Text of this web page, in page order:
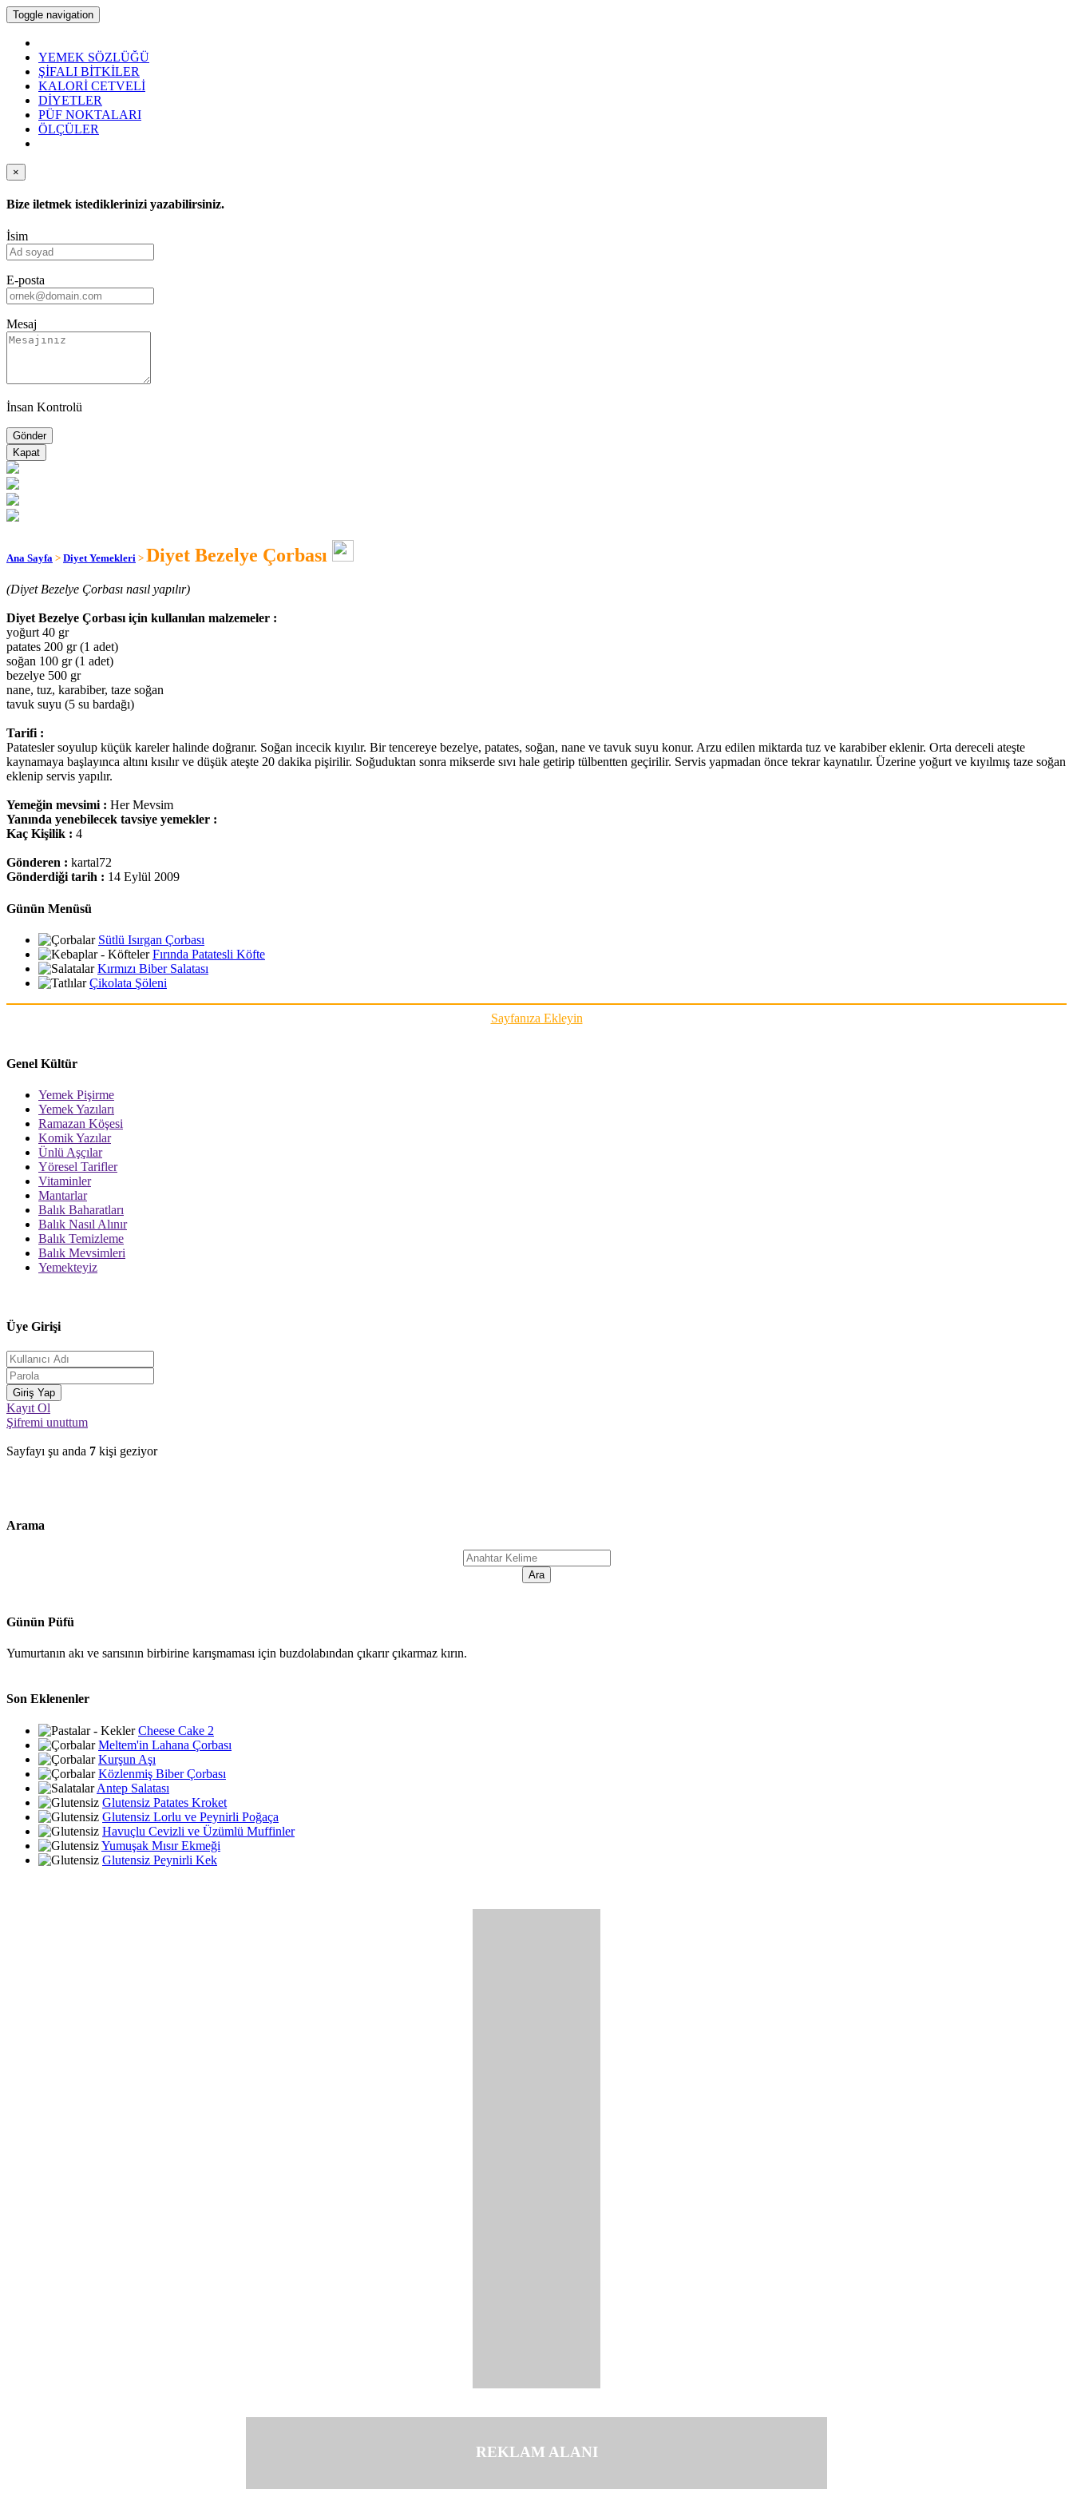
Toggle navigation
YEMEK SÖZLÜĞÜ
ŞİFALI BİTKİLER
KALORİ CETVELİ
DİYETLER
PÜF NOKTALARI
ÖLÇÜLER
×
Bize iletmek istediklerinizi yazabilirsiniz.
İsim
E-posta
Mesaj
İnsan Kontrolü
Kapat
Ana Sayfa > Diyet Yemekleri > Diyet Bezelye Çorbası
(Diyet Bezelye Çorbası nasıl yapılır)
Diyet Bezelye Çorbası için kullanılan malzemeler :
yoğurt 40 gr
patates 200 gr (1 adet)
soğan 100 gr (1 adet)
bezelye 500 gr
nane, tuz, karabiber, taze soğan
tavuk suyu (5 su bardağı)
Tarifi :
Patatesler soyulup küçük kareler halinde doğranır. Soğan incecik kıyılır. Bir tencereye bezelye, patates, soğan, nane ve tavuk suyu konur. Arzu edilen miktarda tuz ve karabiber eklenir. Orta dereceli ateşte
kaynamaya başlayınca altını kısılır ve düşük ateşte 20 dakika pişirilir. Soğuduktan sonra mikserde sıvı hale getirip tülbentten geçirilir. Servis yapmadan önce tekrar kaynatılır. Üzerine yoğurt ve kıyılmış taze soğan
eklenip servis yapılır.
Yemeğin mevsimi : Her Mevsim
Yanında yenebilecek tavsiye yemekler :
Kaç Kişilik : 4
Gönderen : kartal72
Gönderdiği tarih : 14 Eylül 2009
Günün Menüsü
Sütlü Isırgan Çorbası
Fırında Patatesli Köfte
Kırmızı Biber Salatası
Çikolata Şöleni
Sayfanıza Ekleyin
Genel Kültür
Yemek Pişirme
Yemek Yazıları
Ramazan Köşesi
Komik Yazılar
Ünlü Aşçılar
Yöresel Tarifler
Vitaminler
Mantarlar
Balık Baharatları
Balık Nasıl Alınır
Balık Temizleme
Balık Mevsimleri
Yemekteyiz
Üye Girişi
Kayıt Ol
Şifremi unuttum
Sayfayı şu anda 7 kişi geziyor
Arama
Günün Püfü
Yumurtanın akı ve sarısının birbirine karışmaması için buzdolabından çıkarır çıkarmaz kırın.
Son Eklenenler
Cheese Cake 2
Meltem'in Lahana Çorbası
Kurşun Aşı
Közlenmiş Biber Çorbası
Antep Salatası
Glutensiz Patates Kroket
Glutensiz Lorlu ve Peynirli Poğaça
Havuçlu Cevizli ve Üzümlü Muffinler
Yumuşak Mısır Ekmeği
Glutensiz Peynirli Kek
REKLAM ALANI